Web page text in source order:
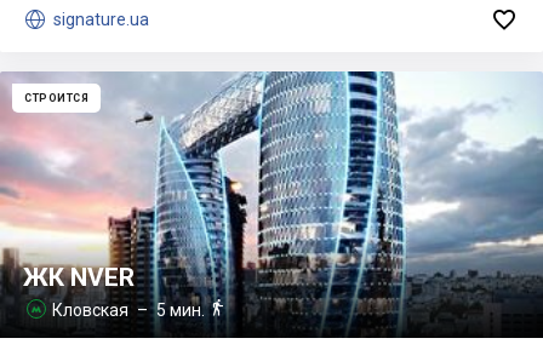
 signature.ua 
СТРОИТСЯ
ЖК NVER
 Кловская – 5 мин.